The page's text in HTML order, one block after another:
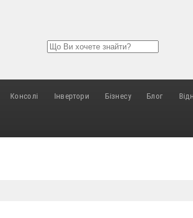
Консолі Інвертори Бізнесу Блог